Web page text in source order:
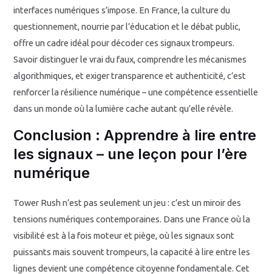
interfaces numériques s’impose. En France, la culture du
questionnement, nourrie par l’éducation et le débat public,
offre un cadre idéal pour décoder ces signaux trompeurs.
Savoir distinguer le vrai du faux, comprendre les mécanismes
algorithmiques, et exiger transparence et authenticité, c’est
renforcer la résilience numérique – une compétence essentielle
dans un monde où la lumière cache autant qu’elle révèle.
Conclusion : Apprendre à lire entre
les signaux – une leçon pour l’ère
numérique
Tower Rush n’est pas seulement un jeu : c’est un miroir des
tensions numériques contemporaines. Dans une France où la
visibilité est à la fois moteur et piège, où les signaux sont
puissants mais souvent trompeurs, la capacité à lire entre les
lignes devient une compétence citoyenne fondamentale. Cet